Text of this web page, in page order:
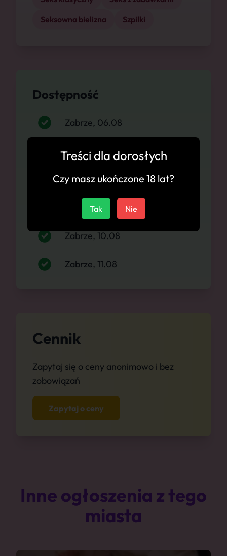
Seksowna bielizna
Szpilki
Dostępność
Zabrze, 06.08
Zabrze, 07.08
Zabrze, 08.08
Zabrze, 09.08
Zabrze, 10.08
Zabrze, 11.08
Cennik
Zapytaj się o ceny anonimowo i bez
zobowiązań
Zapytaj o ceny
Inne ogłoszenia z tego
miasta
Treści dla dorosłych
Czy masz ukończone 18 lat?
Tak Nie